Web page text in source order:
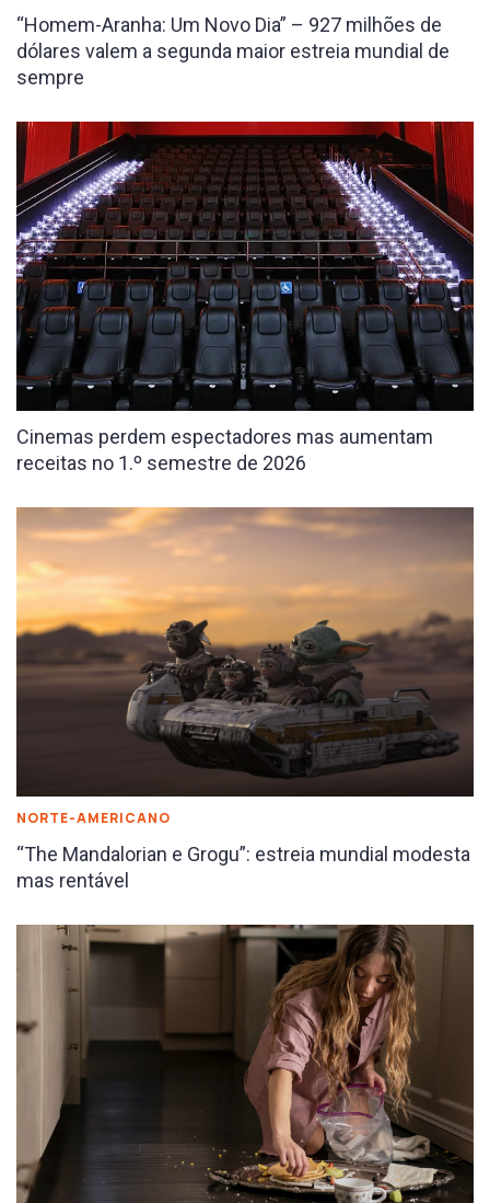
“Homem-Aranha: Um Novo Dia” – 927 milhões de
dólares valem a segunda maior estreia mundial de
sempre
Cinemas perdem espectadores mas aumentam
receitas no 1.º semestre de 2026
NORTE-AMERICANO
“The Mandalorian e Grogu”: estreia mundial modesta
mas rentável